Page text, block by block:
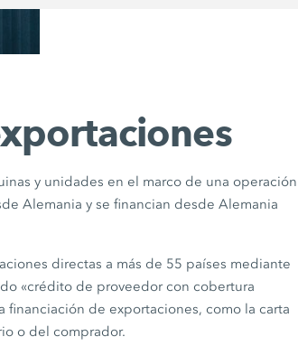
y unidades en el marco de una operación
Alemania y se financian desde Alemania
directas a más de 55 países mediante
«crédito de proveedor con cobertura
financiación de exportaciones, como la carta
o del comprador.